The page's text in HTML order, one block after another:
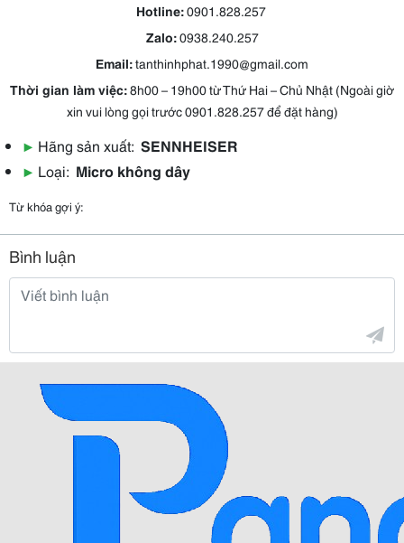
Hotline:0901.828.257
Zalo:0938.240.257
Email:tanthinhphat.1990@gmail.com
Thời gian làm việc:8h00 – 19h00 từ Thứ Hai – Chủ Nhật (Ngoài giờ
xin vui lòng gọi trước 0901.828.257 để đặt hàng)
▶ Hãng sản xuất: SENNHEISER
▶ Loại: Micro không dây
Từ khóa gợi ý:
Bình luận